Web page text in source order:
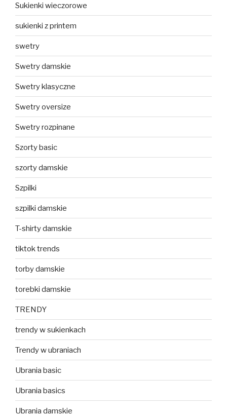
Sukienki wieczorowe
sukienki z printem
swetry
Swetry damskie
Swetry klasyczne
Swetry oversize
Swetry rozpinane
Szorty basic
szorty damskie
Szpilki
szpilki damskie
T-shirty damskie
tiktok trends
torby damskie
torebki damskie
TRENDY
trendy w sukienkach
Trendy w ubraniach
Ubrania basic
Ubrania basics
Ubrania damskie